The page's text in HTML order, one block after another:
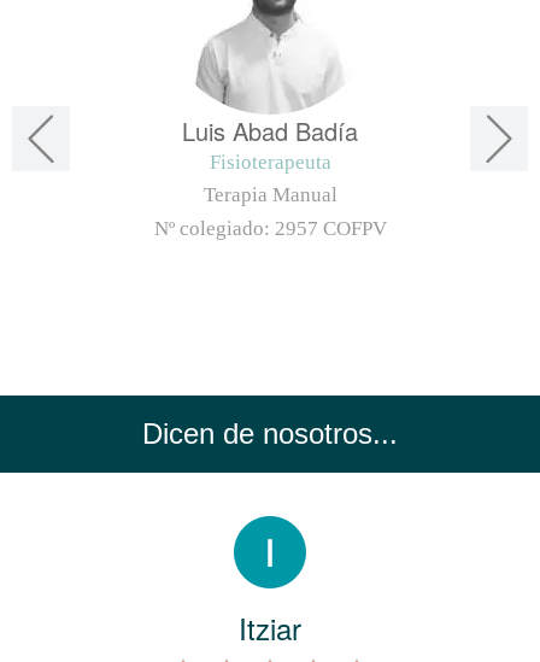
Luis Abad Badía
Fisioterapeuta
Terapia Manual
Nº colegiado: 2957 COFPV
Dicen de nosotros...
Itziar